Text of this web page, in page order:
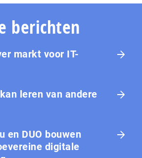
berichten
markt voor IT-
leren van andere
en DUO bouwen
digitale